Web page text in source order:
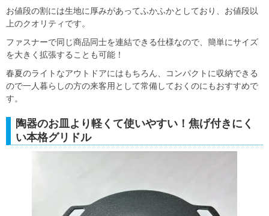
お値段の割には生地に厚みがあってふかふかとしており、お値段以
上のクオリティです。
ファスナーで同じ商品同士を連結できる仕様なので、簡単にサイズ
を大きく拡張することも可能！
春夏のライトなアウトドアにはもちろん、コンパクトに収納できる
ので一人暮らしの方の来客用として常備しておくのにもおすすめで
す。
陶器のお皿より軽くて使いやすい！焦げ付きにく
い本格グリドル